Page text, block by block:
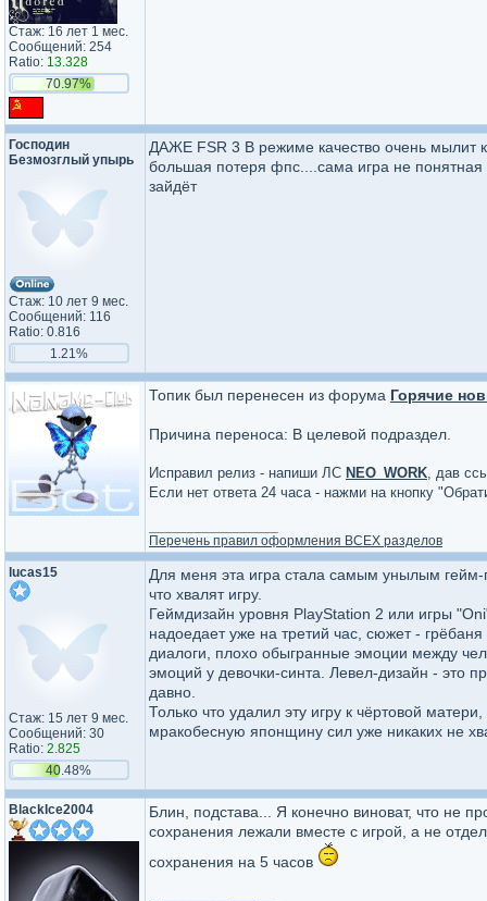
Стаж: 16 лет 1 мес.
Сообщений: 254
Ratio: 13.328
70.97%
Господин
Безмозглый упырь
Стаж: 10 лет 9 мес.
Сообщений: 116
Ratio: 0.816
1.21%
ДАЖЕ FSR 3 В режиме качество очень мылит
большая потеря фпс....сама игра не понятная
зайдёт
Топик был перенесен из форума Горячие
Причина переноса: В целевой подраздел.
Исправил релиз - напиши ЛС NEO_WORK, дав
Если нет ответа 24 часа - нажми на кнопку
Перечень правил оформления ВСЕХ разделов
lucas15
Стаж: 15 лет 9 мес.
Сообщений: 30
Ratio: 2.825
40.48%
Для меня эта игра стала самым унылым гейм-
что хвалят игру.
Геймдизайн уровня PlayStation 2 или игры
надоедает уже на третий час, сюжет -
диалоги, плохо обыгранные эмоции между
эмоций у девочки-синта. Левел-дизайн - это
давно.
Только что удалил эту игру к чёртовой
мракобесную японщину сил уже никаких не
BlackIce2004
Блин, подстава... Я конечно виноват, что не
сохранения лежали вместе с игрой, а не
сохранения на 5 часов